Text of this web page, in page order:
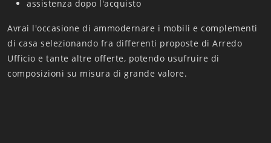
assistenza dopo l'acquisto
Avrai l'occasione di ammodernare i mobili e complementi
di casa selezionando fra differenti proposte di Arredo
Ufficio e tante altre offerte, potendo usufruire di
composizioni su misura di grande valore.